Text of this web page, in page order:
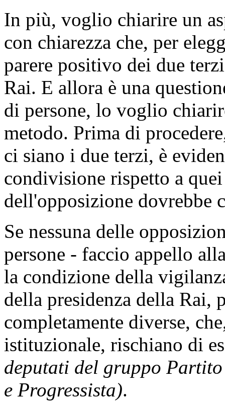
In più, voglio chiarire un
con chiarezza che, per
parere positivo dei due
Rai. E allora è una
di persone, lo voglio
metodo. Prima di
ci siano i due terzi, è
condivisione rispetto a
dell'opposizione dovrebbe
Se nessuna delle
persone - faccio appello
la condizione della
della presidenza della Rai,
completamente diverse,
istituzionale, rischiano di
deputati del gruppo
e Progressista).